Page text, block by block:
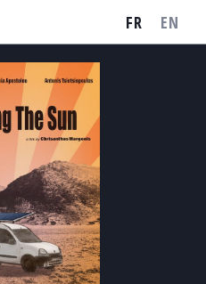
FR EN